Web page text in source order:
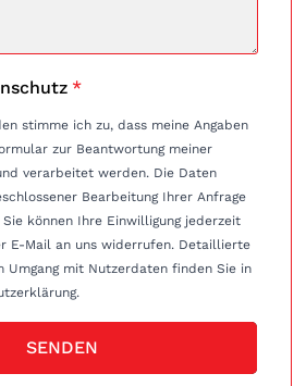
*
stimme ich zu, dass meine Angaben
zur Beantwortung meiner
verarbeitet werden. Die Daten
Bearbeitung Ihrer Anfrage
E-Mail an uns widerrufen. Detaillierte
Umgang mit Nutzerdaten finden Sie in
SENDEN